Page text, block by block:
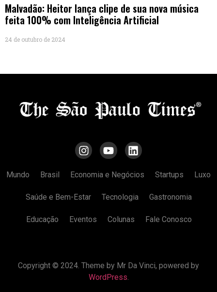
Malvadão: Heitor lança clipe de sua nova música
feita 100% com Inteligência Artificial
24 de outubro de 2024
Mundo Brasil Economia e Negócios Startups Luxo
Saúde e Bem-Estar Tecnologia Gastronomia
Educação Eventos Colunas Fale Conosco
Copyright © 2024. Theme by Mr Da Vinci, powered by
WordPress.